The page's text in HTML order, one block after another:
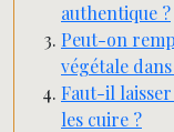
authentique ?
Peut-on
végétale
Faut-il
les cuire ?